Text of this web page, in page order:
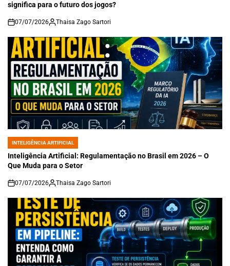
significa para o futuro dos jogos?
on
07/07/2026 Thaisa Zago Sartori
POSTED
IN
INTELIGÊNCIA ARTIFICIAL
Inteligência Artificial: Regulamentação no Brasil em 2026 – O
Que Muda para o Setor
on
07/07/2026 Thaisa Zago Sartori